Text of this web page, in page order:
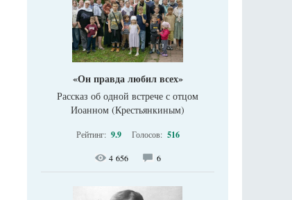
«Он правда любил всех»
Рассказ об одной встрече с отцом
Иоанном (Крестьянкиным)
Рейтинг: 9.9 Голосов: 516
4 656 6